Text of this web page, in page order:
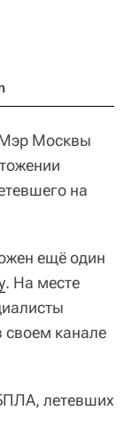
Москвы
на
ещё один
. На месте
своем канале
летевших